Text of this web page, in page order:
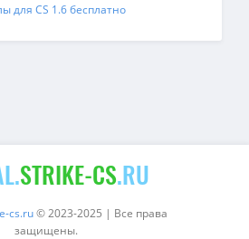
для CS 1.6 бесплатно
STRIKE-CS.RU
cs.ru© 2023-2025 | Все права
защищены.